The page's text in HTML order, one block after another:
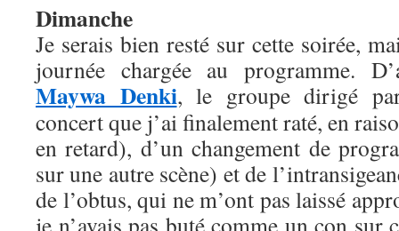
Dimanche
Je serais bien resté sur cette soirée,
journée chargée au programme.
Maywa Denki, le groupe dirigé
concert que j’ai finalement raté, en
en retard), d’un changement de
sur une autre scène) et de
de l’obtus, qui ne m’ont pas laissé
je n’avais pas buté comme un con sur